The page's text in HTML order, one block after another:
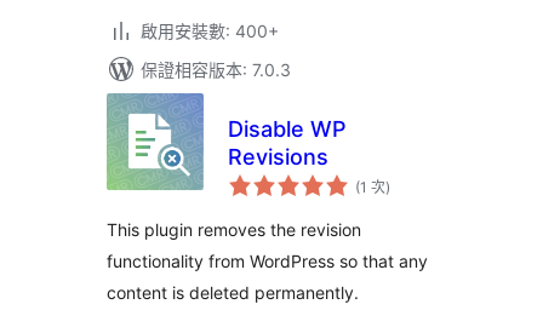
啟用安裝數: 400+
保證相容版本: 7.0.3
Disable WP
Revisions
(1 次評
分)
This plugin removes the revision
functionality from WordPress so that any
content is deleted permanently.